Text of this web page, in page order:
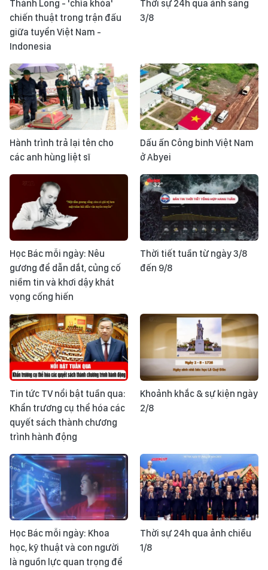
Thành Long - 'chìa khóa'
chiến thuật trong trận đấu
giữa tuyển Việt Nam -
Indonesia
Thời sự 24h qua ảnh sáng
3/8
Hành trình trả lại tên cho
các anh hùng liệt sĩ
Dấu ấn Công binh Việt Nam
ở Abyei
Học Bác mỗi ngày: Nêu
gương để dẫn dắt, củng cố
niềm tin và khơi dậy khát
vọng cống hiến
Thời tiết tuần từ ngày 3/8
đến 9/8
Tin tức TV nổi bật tuần qua:
Khẩn trương cụ thể hóa các
quyết sách thành chương
trình hành động
Khoảnh khắc & sự kiện ngày
2/8
Học Bác mỗi ngày: Khoa
học, kỹ thuật và con người
là nguồn lực quan trọng để
Thời sự 24h qua ảnh chiều
1/8